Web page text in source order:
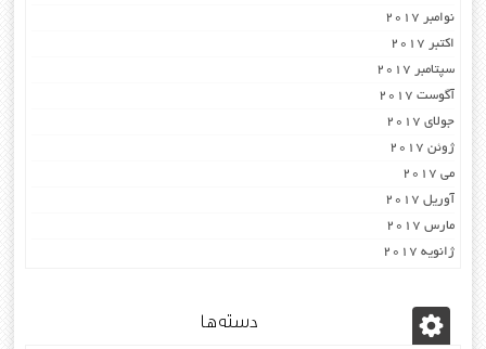
نوامبر 2017
اکتبر 2017
سپتامبر 2017
آگوست 2017
جولای 2017
ژوئن 2017
می 2017
آوریل 2017
مارس 2017
ژانویه 2017
دسته‌ها